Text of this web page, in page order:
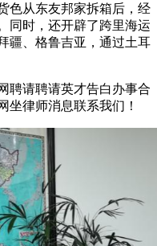
色从东友邦家拆箱后，经
同时，还开辟了跨里海运
疆、格鲁吉亚，通过土耳
请聘请英才告白办事合
坐律师消息联系我们！